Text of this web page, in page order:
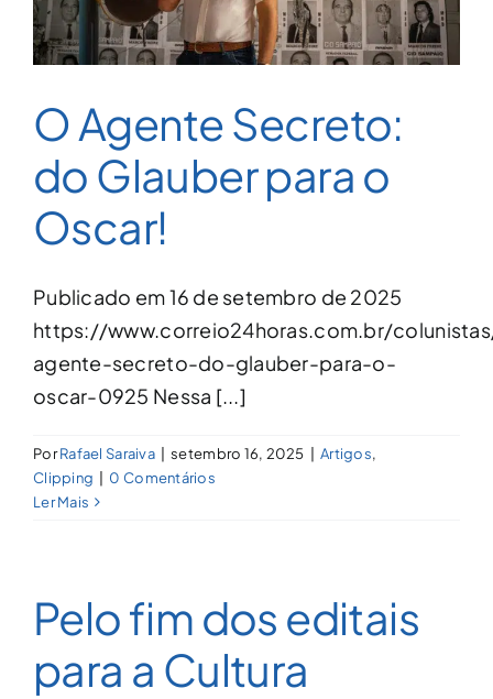
O Agente Secreto:
do Glauber para o
Oscar!
Publicado em 16 de setembro de 2025
https://www.correio24horas.com.br/
agente-secreto-do-glauber-para-o-
oscar-0925 Nessa [...]
PorRafael Saraiva setembro 16, 2025 Artigos,
Clipping
0 Comentários
Ler Mais
Pelo fim dos editais
para a Cultura